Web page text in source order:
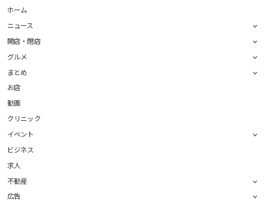
ホーム
ニュース
開店・閉店
グルメ
まとめ
お店
動画
クリニック
イベント
ビジネス
求人
不動産
広告